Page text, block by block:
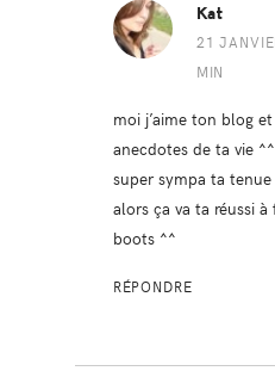
Kat
21
MIN
moi j’aime ton blog
anecdotes de ta vie ^^
super sympa ta
alors ça va ta réussi à
boots ^^
RÉPONDRE